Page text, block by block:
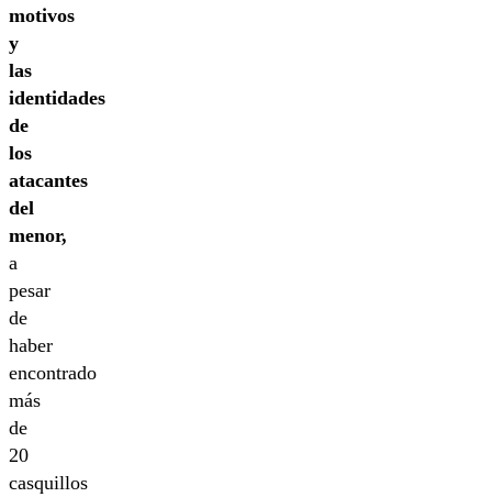
motivos
y
las
identidades
de
los
atacantes
del
menor,
a
pesar
de
haber
encontrado
más
de
20
casquillos